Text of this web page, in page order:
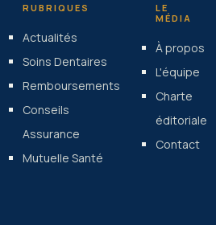
RUBRIQUES
Actualités
Soins Dentaires
Remboursements
Conseils
Assurance
Mutuelle Santé
LE
MÉDIA
À propos
L'équipe
Charte
éditoriale
Contact